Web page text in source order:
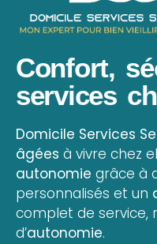
Confort,
services
Domicile Services
âgées à vivre chez
autonomie grâce à
personnalisés et un
complet de service,
d’autonomie.